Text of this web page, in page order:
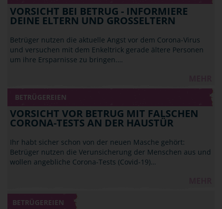
VORSICHT BEI BETRUG - INFORMIERE
DEINE ELTERN UND GROSSELTERN
Betrüger nutzen die aktuelle Angst vor dem Corona-Virus
und versuchen mit dem Enkeltrick gerade ältere Personen
um ihre Ersparnisse zu bringen.…
BETRÜGEREIEN
VORSICHT VOR BETRUG MIT FALSCHEN
CORONA-TESTS AN DER HAUSTÜR
Ihr habt sicher schon von der neuen Masche gehört:
Betrüger nutzen die Verunsicherung der Menschen aus und
wollen angebliche Corona-Tests (Covid-19)…
BETRÜGEREIEN